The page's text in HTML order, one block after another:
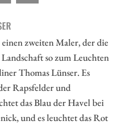
zweiten Maler, der die
so zum Leuchten
Thomas Lünser. Es
Rapsfelder und
das Blau der Havel bei
und es leuchtet das Rot